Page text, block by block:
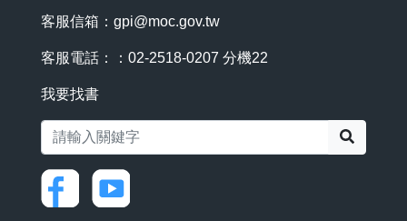
客服信箱： gpi@moc.gov.tw
客服電話：：02-2518-0207 分機22
我要找書